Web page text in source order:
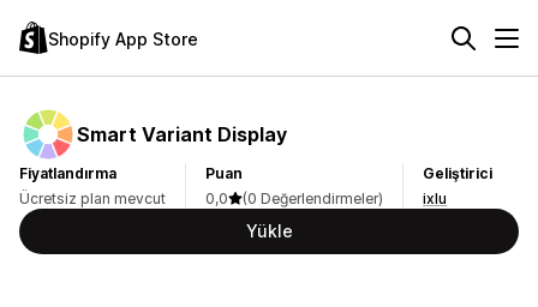
Shopify App Store
Smart Variant Display
Fiyatlandırma
Ücretsiz plan mevcut
Puan
0,0
(0 Değerlendirmeler)
Geliştirici
ixlu
Yükle